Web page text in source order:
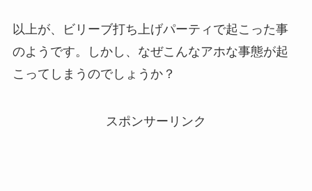
以上が、ビリーブ打ち上げパーティで起こった事
のようです。しかし、なぜこんなアホな事態が起
こってしまうのでしょうか？
スポンサーリンク